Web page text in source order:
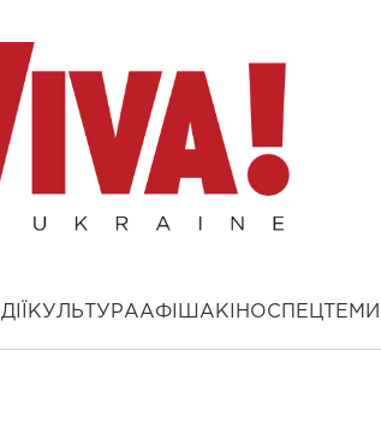
КУЛЬТУРААФІША КІНОСПЕЦТЕМИ